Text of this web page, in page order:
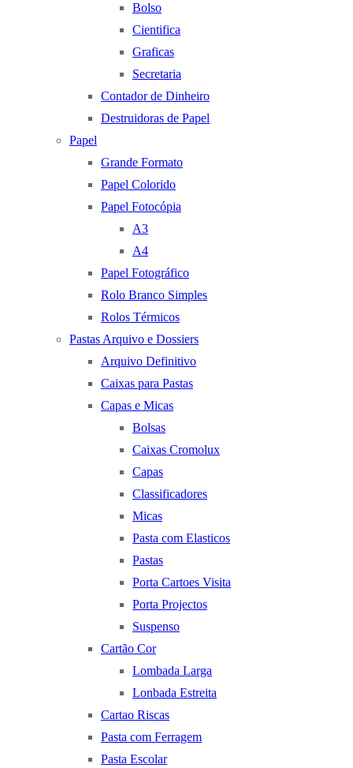
Bolso
Cientifica
Graficas
Secretaria
Contador de Dinheiro
Destruidoras de Papel
Papel
Grande Formato
Papel Colorido
Papel Fotocópia
A3
A4
Papel Fotográfico
Rolo Branco Simples
Rolos Térmicos
Pastas Arquivo e Dossiers
Arquivo Definitivo
Caixas para Pastas
Capas e Micas
Bolsas
Caixas Cromolux
Capas
Classificadores
Micas
Pasta com Elasticos
Pastas
Porta Cartoes Visita
Porta Projectos
Suspenso
Cartão Cor
Lombada Larga
Lonbada Estreita
Cartao Riscas
Pasta com Ferragem
Pasta Escolar